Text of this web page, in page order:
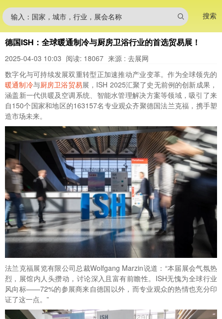
输入：国家，城市，行业，展会名称 搜索
德国ISH：全球暖通制冷与厨房卫浴行业的首选贸易展！
2025-04-03 10:03 阅读: 18067 来源 : 去展网
数字化与可持续发展双重转型正加速推动产业变革。作为全球领先的
暖通制冷与厨房卫浴贸易展，ISH 2025汇聚了史无前例的创新成果，
涵盖新一代供暖及空调系统、智能水管理解决方案等领域，吸引了来
自150个国家和地区的163157名专业观众齐聚德国法兰克福，携手塑
造市场未来。
法兰克福展览有限公司总裁Wolfgang Marzin说道：“本届展会气氛热
烈，展馆内人头攒动，讨论深入且富有前瞻性。ISH无愧为全球行业
风向标——72%的参展商来自德国以外，而专业观众的热情也充分印
证了这一点。”